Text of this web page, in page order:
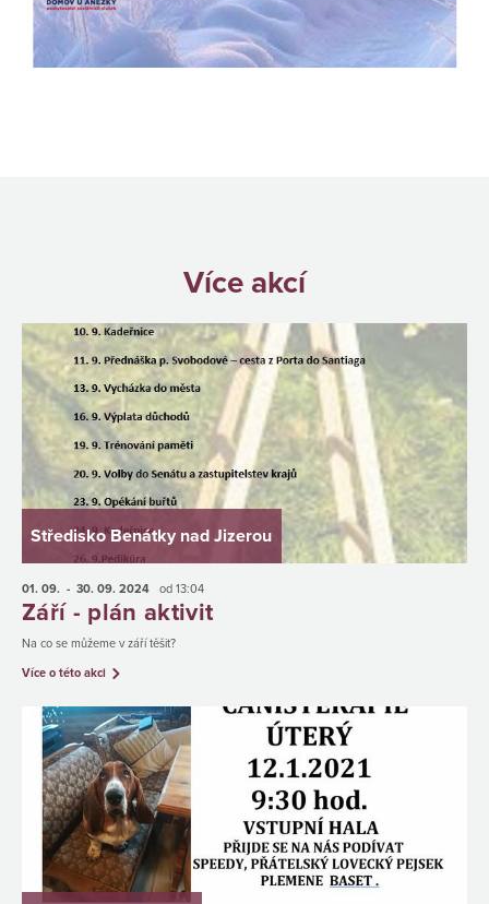
Více akcí
Středisko Benátky nad Jizerou
01. 09. - 30. 09. 2024 od 13:04
Září - plán aktivit
Na co se můžeme v září těšit?
Více o této akci